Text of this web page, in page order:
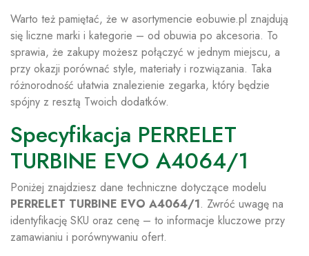
Warto też pamiętać, że w asortymencie eobuwie.pl znajdują
się liczne marki i kategorie – od obuwia po akcesoria. To
sprawia, że zakupy możesz połączyć w jednym miejscu, a
przy okazji porównać style, materiały i rozwiązania. Taka
różnorodność ułatwia znalezienie zegarka, który będzie
spójny z resztą Twoich dodatków.
Specyfikacja PERRELET
TURBINE EVO A4064/1
Poniżej znajdziesz dane techniczne dotyczące modelu
PERRELET TURBINE EVO A4064/1. Zwróć uwagę na
identyfikację SKU oraz cenę – to informacje kluczowe przy
zamawianiu i porównywaniu ofert.